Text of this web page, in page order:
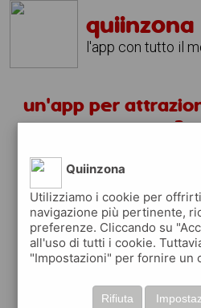
quiinzona
l'app con tutto il
un'app per
?
scarica
quiinzona
gratuita
che ti aiuta se
premia ogni
Quiinzona
Utilizziamo i cookie per
navigazione più pertinente,
preferenze. Cliccando su
all'uso di tutti i cookie.
"Impostazioni" per fornire un
Rifiuta